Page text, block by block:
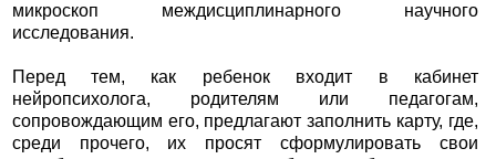
микроскоп междисциплинарного научного
исследования.
Перед тем, как ребенок входит в кабинет
нейропсихолога, родителям или педагогам,
сопровождающим его, предлагают заполнить карту, где,
среди прочего, их просят сформулировать свои